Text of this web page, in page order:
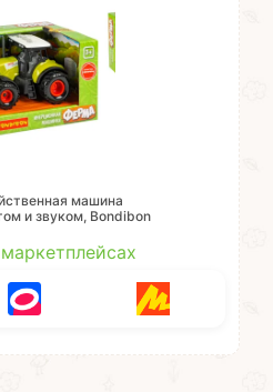
машина
и звуком, Bondibon